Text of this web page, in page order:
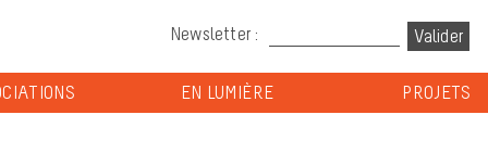
Newsletter :
EN LUMIÈRE PROJETS